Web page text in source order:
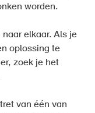
worden.
elkaar. Als je
oplossing te
zoek je het
van één van